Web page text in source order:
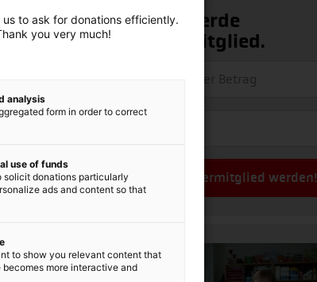
Ja, ich werde
Fördermitglied.
Jetzt Fördermitglied werden!
to ask for donations efficiently.
you very much!
analysis
form in order to correct
use of funds
solicit donations particularly
ads and content so that
to show you relevant content that
more interactive and